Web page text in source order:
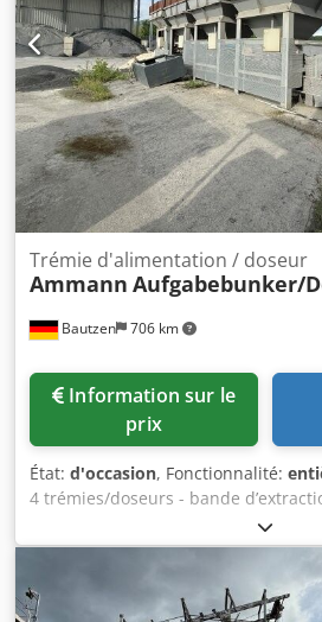
Sous réserve d’erreurs et de vente
interne : 506CA9 Dedpoznhgfofx
supplémentaires = Neuf : Non
Contactez Marius Herden pour
informations.
Bautzen 706 km
Trémie d'alimentation / doseur
Ammann Aufgabebunker/
prix
État: d'occasion, Fonctionnalité:
4 trémies/doseurs - bande
de transfert Dcedpfx Aezq S Hujnfsk
électrique, si présente